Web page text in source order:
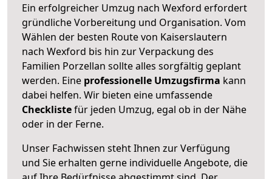
Ein erfolgreicher Umzug nach Wexford erfordert
gründliche Vorbereitung und Organisation. Vom
Wählen der besten Route von Kaiserslautern
nach Wexford bis hin zur Verpackung des
Familien Porzellan sollte alles sorgfältig geplant
werden. Eine professionelle Umzugsfirma kann
dabei helfen. Wir bieten eine umfassende
Checklistefür jeden Umzug, egal ob in der Nähe
oder in der Ferne.
Unser Fachwissen steht Ihnen zur Verfügung
und Sie erhalten gerne individuelle Angebote, die